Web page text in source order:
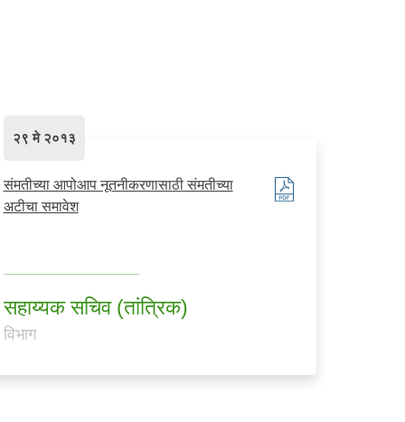
२९ मे २०१३
संमतीच्या आपोआप नूतनीकरणासाठी संमतीच्या
अटीचा समावेश
सहाय्यक सचिव (तांत्रिक)
विभाग